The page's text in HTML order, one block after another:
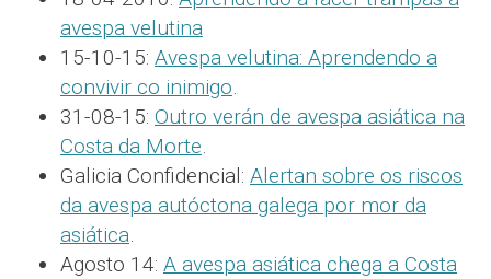
avespa velutina
15-10-15: Avespa velutina: Aprendendo a
convivir co inimigo.
31-08-15: Outro verán de avespa asiática na
Costa da Morte.
Galicia Confidencial: Alertan sobre os riscos
da avespa autóctona galega por mor da
asiática.
Agosto 14: A avespa asiática chega a Costa